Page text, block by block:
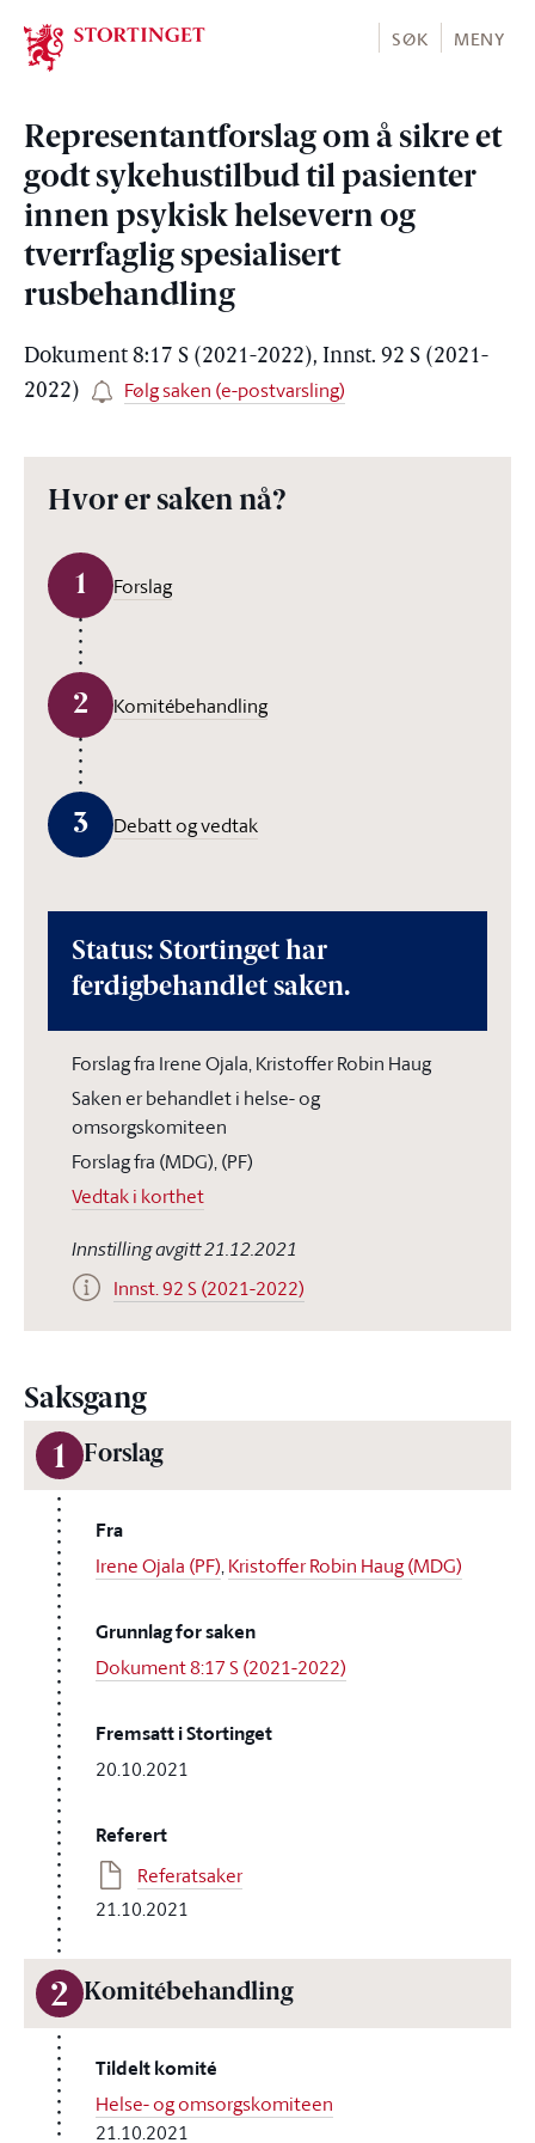
Stortinget.no
SØK MENY
Representantforslag om å sikre et
godt sykehustilbud til pasienter
innen psykisk helsevern og
tverrfaglig spesialisert
rusbehandling
Dokument 8:17 S (2021-2022), Innst. 92 S (2021-
2022)
Følg saken (e-postvarsling)
Hvor er saken nå?
1 Forslag
2 Komitébehandling
3 Debatt og vedtak
Status: Stortinget har
ferdigbehandlet saken.
Forslag fra Irene Ojala, Kristoffer Robin Haug
Saken er behandlet i helse- og
omsorgskomiteen
Forslag fra (MDG), (PF)
Vedtak i korthet
Innstilling avgitt 21.12.2021
Innst. 92 S (2021-2022)
Saksgang
1 Forslag
Fra
Irene Ojala (PF),Kristoffer Robin Haug (MDG)
Grunnlag for saken
Dokument 8:17 S (2021-2022)
Fremsatt i Stortinget
20.10.2021
Referert
Referatsaker
21.10.2021
2 Komitébehandling
Tildelt komité
Helse- og omsorgskomiteen
21.10.2021